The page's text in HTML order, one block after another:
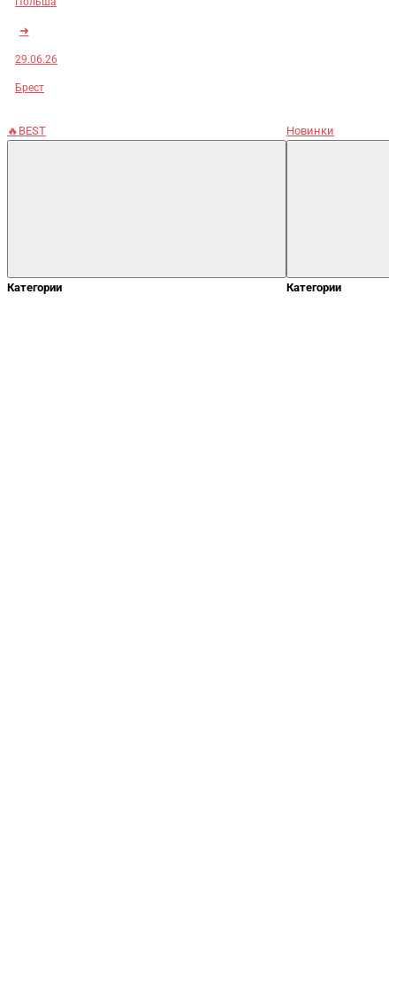
➜
29.06.26
Брест
🔥BEST
Категории
Новинки
Категории